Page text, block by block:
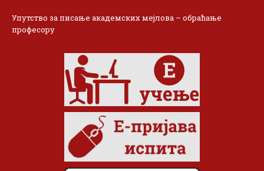
Упутство за писање академских мејлова – обраћање
професору